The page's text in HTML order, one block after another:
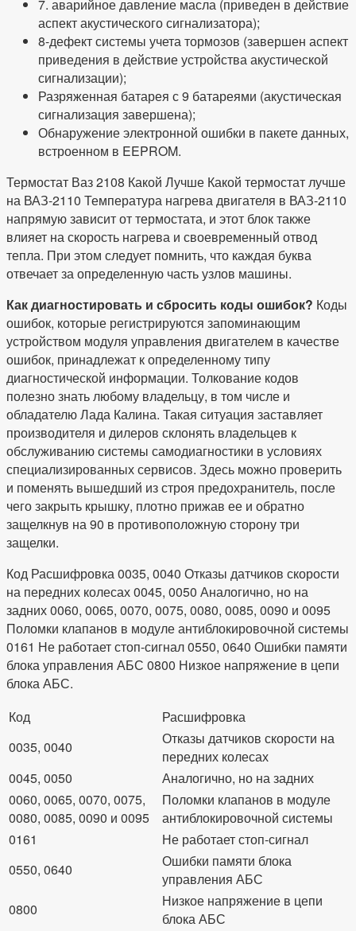
7. аварийное давление масла (приведен в действие
аспект акустического сигнализатора);
8-дефект системы учета тормозов (завершен аспект
приведения в действие устройства акустической
сигнализации);
Разряженная батарея с 9 батареями (акустическая
сигнализация завершена);
Обнаружение электронной ошибки в пакете данных,
встроенном в EEPROM.
Термостат Ваз 2108 Какой Лучше Какой термостат лучше
на ВАЗ-2110 Температура нагрева двигателя в ВАЗ-2110
напрямую зависит от термостата, и этот блок также
влияет на скорость нагрева и своевременный отвод
тепла. При этом следует помнить, что каждая буква
отвечает за определенную часть узлов машины.
Как диагностировать и сбросить коды ошибок? Коды
ошибок, которые регистрируются запоминающим
устройством модуля управления двигателем в качестве
ошибок, принадлежат к определенному типу
диагностической информации. Толкование кодов
полезно знать любому владельцу, в том числе и
обладателю Лада Калина. Такая ситуация заставляет
производителя и дилеров склонять владельцев к
обслуживанию системы самодиагностики в условиях
специализированных сервисов. Здесь можно проверить
и поменять вышедший из строя предохранитель, после
чего закрыть крышку, плотно прижав ее и обратно
защелкнув на 90 в противоположную сторону три
защелки.
Код Расшифровка 0035, 0040 Отказы датчиков скорости
на передних колесах 0045, 0050 Аналогично, но на
задних 0060, 0065, 0070, 0075, 0080, 0085, 0090 и 0095
Поломки клапанов в модуле антиблокировочной системы
0161 Не работает стоп-сигнал 0550, 0640 Ошибки памяти
блока управления АБС 0800 Низкое напряжение в цепи
блока АБС.
Код
Расшифровка
0035, 0040
Отказы датчиков скорости на
передних колесах
0045, 0050
Аналогично, но на задних
0060, 0065, 0070, 0075,
0080, 0085, 0090 и 0095
Поломки клапанов в модуле
антиблокировочной системы
0161
Не работает стоп-сигнал
0550, 0640
Ошибки памяти блока
управления АБС
0800
Низкое напряжение в цепи
блока АБС